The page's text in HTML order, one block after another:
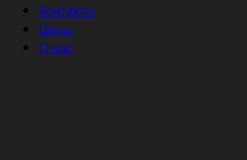
Контакты
Цены
О нас